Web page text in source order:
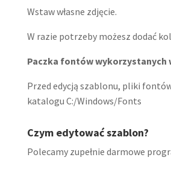
Wstaw własne zdjęcie.
W razie potrzeby możesz dodać
Paczka fontów wykorzystanych
Przed edycją szablonu, pliki
katalogu C:/Windows/Fonts
Czym edytować szablon?
Polecamy zupełnie darmowe